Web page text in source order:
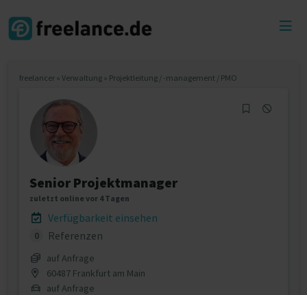
freelancer » Verwaltung » Projektleitung / -management / PMO
Senior Projektmanager
zuletzt online vor 4 Tagen
Verfügbarkeit einsehen
0 Referenzen
auf Anfrage
60487 Frankfurt am Main
auf Anfrage